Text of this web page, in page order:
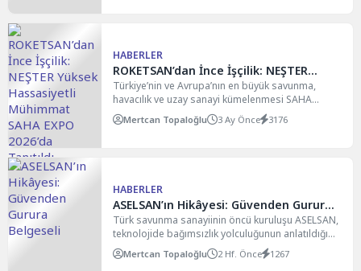
HABERLER
ROKETSAN’dan İnce İşçilik: NEŞTER
Yüksek Hassasiyetli Mühimmat SAHA
EXPO 2026’da Tanıtıldı
Türkiye’nin ve Avrupa’nın en büyük savunma,
havacılık ve uzay sanayi kümelenmesi SAHA
İstanbul tarafından düzenlenen...
Mertcan Topaloğlu 3 Ay Önce 3176
HABERLER
ASELSAN’ın Hikâyesi: Güvenden Gurura
Belgeseli
Türk savunma sanayiinin öncü kuruluşu ASELSAN,
teknolojide bağımsızlık yolculuğunun anlatıldığı
"Güvenden Gurura" adlı dört bölümlük...
Mertcan Topaloğlu 2 Hf. Önce 1267